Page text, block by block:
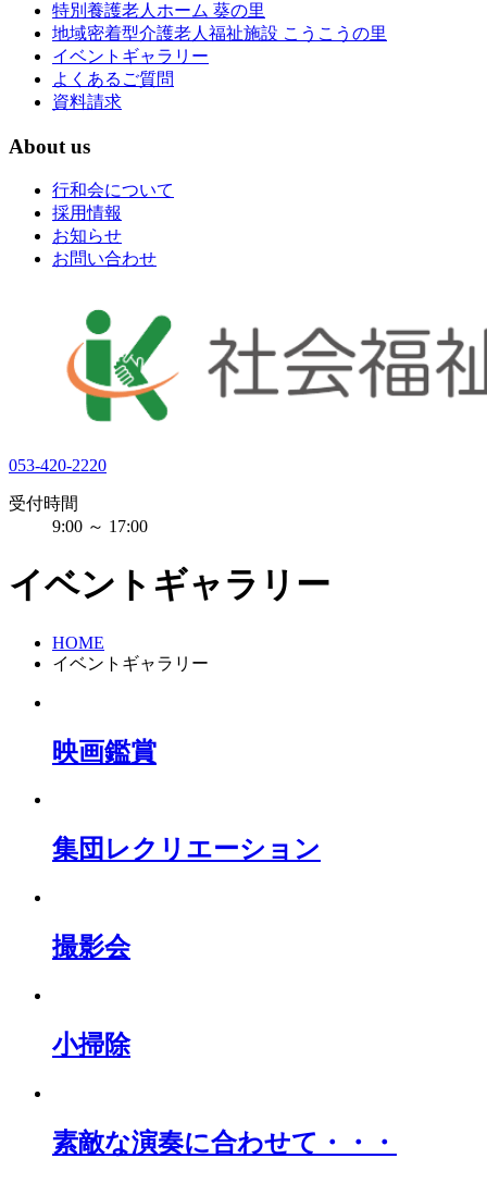
特別養護老人ホーム 葵の里
地域密着型介護老人福祉施設 こうこうの里
イベントギャラリー
よくあるご質問
資料請求
About us
行和会について
採用情報
お知らせ
お問い合わせ
053-420-2220
受付時間
9:00 ～ 17:00
イベントギャラリー
HOME
イベントギャラリー
映画鑑賞
集団レクリエーション
撮影会
小掃除
素敵な演奏に合わせて・・・